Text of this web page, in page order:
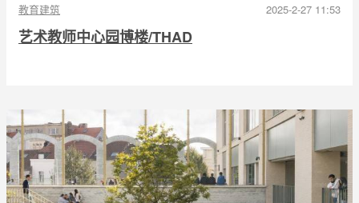
教育建筑 2025-2-27 11:53
艺术教师中心园博楼/THAD